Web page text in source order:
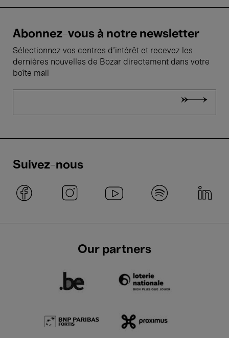
Abonnez-vous à notre newsletter
Sélectionnez vos centres d'intérêt et recevez les
dernières nouvelles de Bozar directement dans votre
boîte mail
Suivez-nous
Our partners